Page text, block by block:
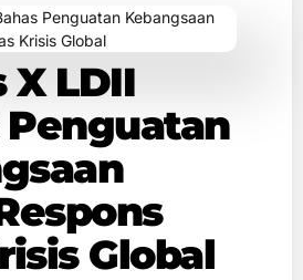
X LDII
Penguatan
Global